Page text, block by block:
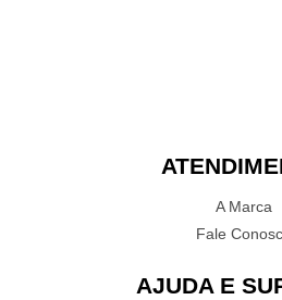
A Marca
Fale
AJUDA E